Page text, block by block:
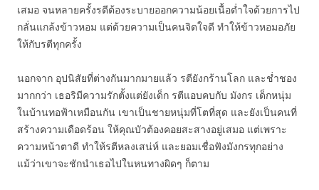
เสมอ จนหลายครั้งรตีต้องระบายออกความน้อยเนื้อต่ำใจด้วยการไป
กลั่นแกล้งข้าวหอม แต่ด้วยความเป็นคนจิตใจดี ทำให้ข้าวหอมอภัย
ให้กับรตีทุกครั้ง
นอกจาก อุปนิสัยที่ต่างกันมากมายแล้ว รตียังกร้านโลก และช่ำชอง
มากกว่า เธอริมีความรักตั้งแต่ยังเด็ก รตีแอบคบกับ มังกร เด็กหนุ่ม
ในบ้านทอฟ้าเหมือนกัน เขาเป็นชายหนุ่มที่โตที่สุด และยังเป็นคนที่
สร้างความเดือดร้อน ให้คุณบัวต้องคอยสะสางอยู่เสมอ แต่เพราะ
ความหน้าตาดี ทำให้รตีหลงเสน่ห์ และยอมเชื่อฟังมังกรทุกอย่าง
แม้ว่าเขาจะชักนำเธอไปในหนทางผิดๆ ก็ตาม